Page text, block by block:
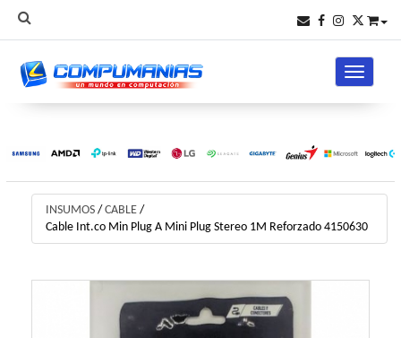
Toggle
INSUMOS / CABLE /
Cable Int.co Min Plug A Mini Plug Stereo 1M Reforzado 4150630